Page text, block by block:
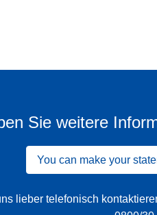
Sie weitere
You can make your
lieber telefonisch